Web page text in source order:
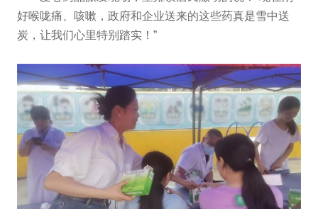
好喉咙痛、咳嗽，政府和企业送来的这些药真是雪中送
炭，让我们心里特别踏实！”